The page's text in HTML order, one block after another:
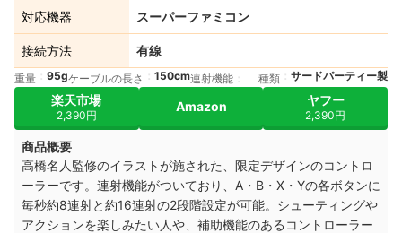
対応機器 スーパーファミコン
接続方法 有線
重量 95gケーブルの長さ 150cm連射機能 種類 サードパーティー製
楽天市場
2,390円
Amazon ヤフー
2,390円
商品概要
高橋名人監修のイラストが施された、限定デザインのコントロ
ーラーです。連射機能がついており、A・B・X・Yの各ボタンに
毎秒約8連射と約16連射の2段階設定が可能。シューティングや
アクションを楽しみたい人や、補助機能のあるコントローラー